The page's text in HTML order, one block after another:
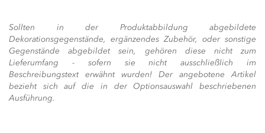
Sollten in der Produktabbildung abgebildete
Dekorationsgegenstände, ergänzendes Zubehör, oder sonstige
Gegenstände abgebildet sein, gehören diese nicht zum
Lieferumfang - sofern sie nicht ausschließlich im
Beschreibungstext erwähnt wurden! Der angebotene Artikel
bezieht sich auf die in der Optionsauswahl beschriebenen
Ausführung.